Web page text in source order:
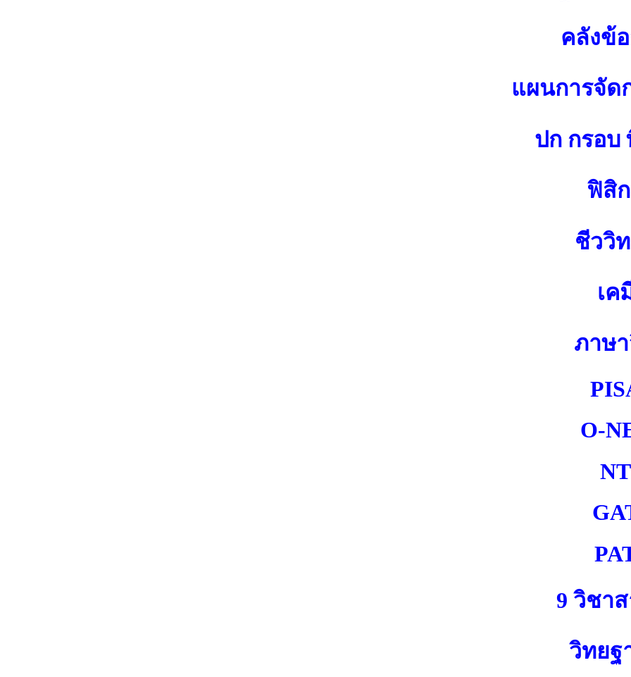
คลังข้
แผนการจัด
ปก กรอบ
ฟิสิ
ชีววิ
เค
ภาษ
O-
NT
9 วิชา
วิทยฐ